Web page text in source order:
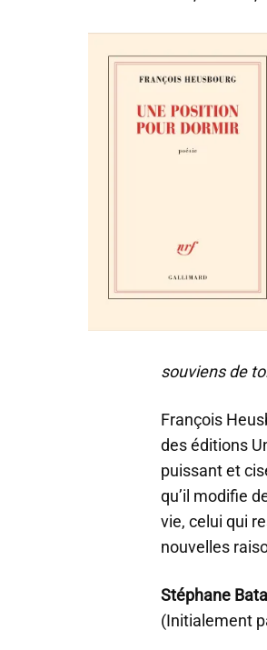
souviens de
François
des éditions
puissant et
qu’il modifie
vie, celui qui
nouvelles
Stéphane
(Initialement